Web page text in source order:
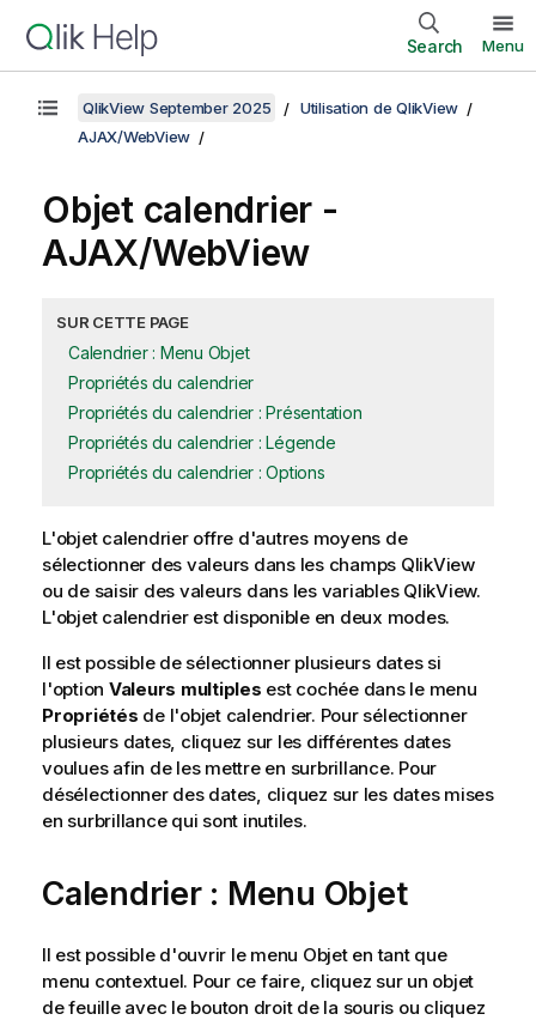
Search Menu
QlikView September 2025
Utilisation de QlikView
AJAX/WebView
Objet calendrier -
AJAX/WebView
SUR CETTE PAGE
Calendrier : Menu Objet
Propriétés du calendrier
Propriétés du calendrier : Présentation
Propriétés du calendrier : Légende
Propriétés du calendrier : Options
L'objet calendrier offre d'autres moyens de
sélectionner des valeurs dans les champs QlikView
ou de saisir des valeurs dans les variables QlikView.
L'objet calendrier est disponible en deux modes.
Il est possible de sélectionner plusieurs dates si
l'option Valeurs multiples est cochée dans le menu
Propriétés de l'objet calendrier. Pour sélectionner
plusieurs dates, cliquez sur les différentes dates
voulues afin de les mettre en surbrillance. Pour
désélectionner des dates, cliquez sur les dates mises
en surbrillance qui sont inutiles.
Calendrier : Menu Objet
Il est possible d'ouvrir le menu Objet en tant que
menu contextuel. Pour ce faire, cliquez sur un objet
de feuille avec le bouton droit de la souris ou cliquez